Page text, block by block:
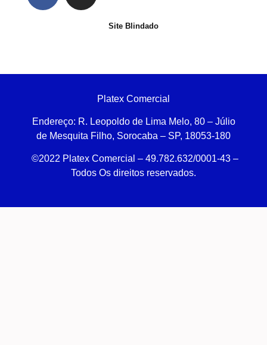
Site Blindado
Platex Comercial
Endereço: R. Leopoldo de Lima Melo, 80 – Júlio
de Mesquita Filho, Sorocaba – SP, 18053-180
©2022 Platex Comercial – 49.782.632/0001-43 –
Todos Os direitos reservados.